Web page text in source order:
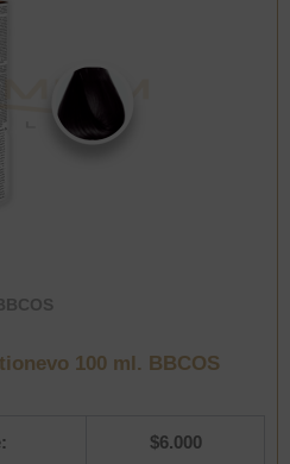
100 ml. BBCOS
$6.000